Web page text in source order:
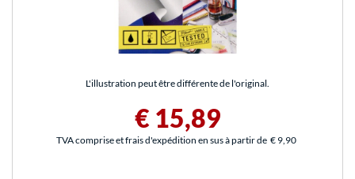
L'illustration peut être différente de l'original.
€ 15,89
TVA comprise et frais d'expédition en sus à partir de € 9,90